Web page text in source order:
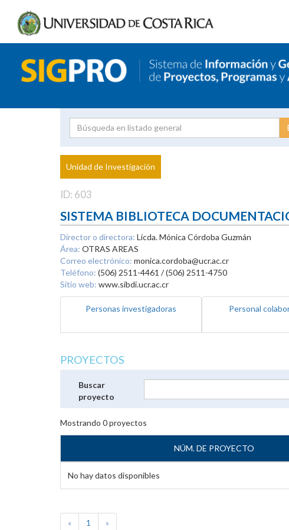
Proyecto
Investigador
Unidad de Investigación
ID: 603
SISTEMA BIBLIOTECA
Director o directora: Licda. Mónica Córdoba Guzmán
Área: OTRAS AREAS
Correo electrónico: monica.cordoba@ucr.ac.cr
Teléfono: (506) 2511-4461 / (506) 2511-4750
Sitio web: www.sibdi.ucr.ac.cr
Personas investigadoras Personal
PROYECTOS
Buscar
proyecto
Mostrando 0proyectos
NÚM. DE PROYECTO
No hay datos disponibles
« 1 »